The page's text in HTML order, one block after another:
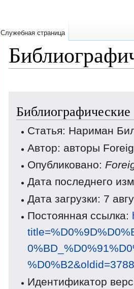
навигации
поиску
Статья: Нариман
Автор: авторы
Опубликовано:
Дата последнего
Дата загрузки: 7
Постоянная ссылка:
Идентификатор
Служебная страница